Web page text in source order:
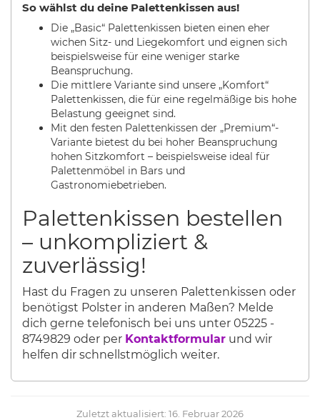
So wählst du deine Palettenkissen aus!
Die „Basic“ Palettenkissen bieten einen eher
wichen Sitz- und Liegekomfort und eignen sich
beispielsweise für eine weniger starke
Beanspruchung.
Die mittlere Variante sind unsere „Komfort“
Palettenkissen, die für eine regelmäßige bis hohe
Belastung geeignet sind.
Mit den festen Palettenkissen der „Premium“-
Variante bietest du bei hoher Beanspruchung
hohen Sitzkomfort – beispielsweise ideal für
Palettenmöbel in Bars und
Gastronomiebetrieben.
Palettenkissen bestellen
– unkompliziert &
zuverlässig!
Hast du Fragen zu unseren Palettenkissen oder
benötigst Polster in anderen Maßen? Melde
dich gerne telefonisch bei uns unter 05225 -
8749829 oder per Kontaktformular und wir
helfen dir schnellstmöglich weiter.
Zuletzt aktualisiert: 16. Februar 2026